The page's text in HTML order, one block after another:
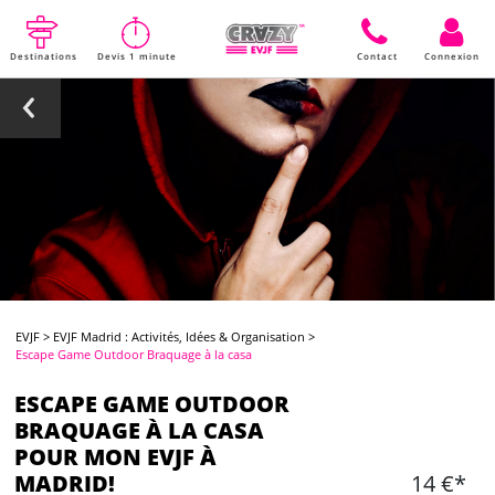
Destinations Devis 1 minute Contact Connexion
EVJF > EVJF Madrid : Activités, Idées & Organisation >
Escape Game Outdoor Braquage à la casa
ESCAPE GAME OUTDOOR
BRAQUAGE À LA CASA
POUR MON EVJF À
MADRID!
14 €*